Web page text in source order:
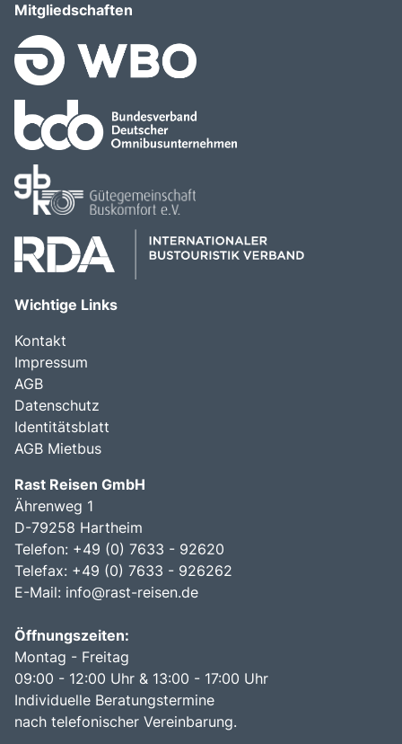
Mitgliedschaften
Wichtige Links
Kontakt
Impressum
AGB
Datenschutz
Identitätsblatt
AGB Mietbus
Rast Reisen GmbH
Ährenweg 1
D-79258 Hartheim
Telefon: +49 (0) 7633 - 92620
Telefax: +49 (0) 7633 - 926262
E-Mail: info@rast-reisen.de
Öffnungszeiten:
Montag - Freitag
09:00 - 12:00 Uhr & 13:00 - 17:00 Uhr
Individuelle Beratungstermine
nach telefonischer Vereinbarung.